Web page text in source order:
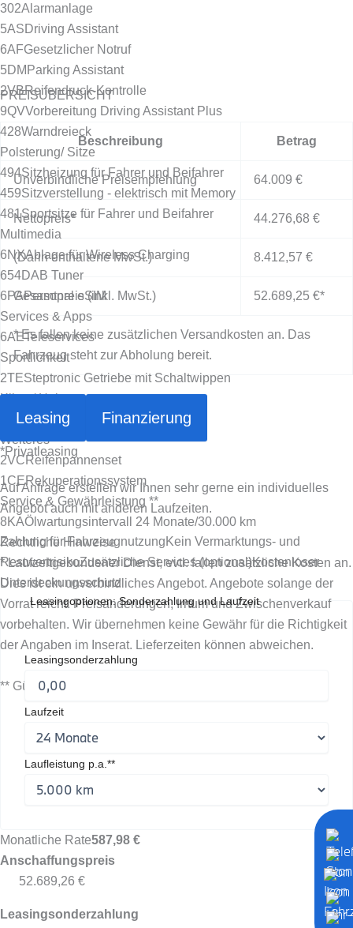
302Alarmanlage
5AS Driving Assistant
6AFGesetzlicher Notruf
5DM Parking Assistant
2VBReifendruck-Kontrolle
9QVVorbereitung Driving Assistant Plus
428Warndreieck
Polsterung/ Sitze
494Sitzheizung für Fahrer und Beifahrer
459Sitzverstellung - elektrisch mit Memory
481Sportsitze für Fahrer und Beifahrer
Multimedia
6NXAblage für Wireless Charging
654DAB Tuner
6PAPersonal eSIM
Services & Apps
6AETeleservices
Sportlichkeit
2TESteptronic Getriebe mit Schaltwippen
Klima/ Heizung
534Klimaautomatik
Weiteres
2VC Reifenpannenset
1CERekuperationssystem
Service & Gewährleistung **
8KAÖlwartungsintervall 24 Monate/30.000 km
Rechtliche Hinweise
* Laufzeitgebundener Dienst, evtl. fallen zusätzliche Kosten an.
Dies ist ein unverbindliches Angebot. Angebote solange der
Vorrat reicht. Preisänderungen, Irrtum und Zwischenverkauf
vorbehalten. Wir übernehmen keine Gewähr für die Richtigkeit
der Angaben im Inserat. Lieferzeiten können abweichen.
** Gültig ab Erstzulassung
PREISÜBERSICHT
Beschreibung Betrag
Unverbindliche Preisempfehlung 64.009 €
Nettopreis* 44.276,68 €
(Darin enthaltene MwSt.) 8.412,57 €
Gesamtpreis (inkl. MwSt.) 52.689,25 €*
* Es fallen keine zusätzlichen Versandkosten an. Das
Fahrzeug steht zur Abholung bereit.
Leasing Finanzierung
*Privatleasing
Auf Anfrage erstellen wir Ihnen sehr gerne ein individuelles
Angebot auch mit anderen Laufzeiten.
Zahlung für Fahrzeugnutzung Kein Vermarktungs- und
RestwertrisikoZusätzliche Services (optional)Kostenloser
Unterdeckungsschutz
Leasingoptionen: Sonderzahlung und Laufzeit
Leasingsonderzahlung
Laufzeit
Laufleistung p.a.**
Monatliche Rate587,98 €
Anschaffungspreis
52.689,26 €
Leasingsonderzahlung